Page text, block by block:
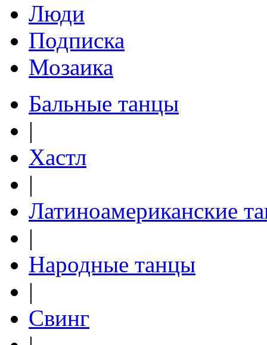
Люди
Подписка
Мозаика
Бальные танцы
|
Хастл
|
Латиноамериканские
|
Народные танцы
|
Свинг